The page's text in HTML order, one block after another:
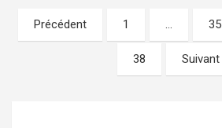
Pagination
des
publications
Précédent 1 35
38 Suivant